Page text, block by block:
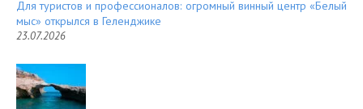
Для туристов и профессионалов: огромный винный центр «Белый
мыс» открылся в Геленджике
23.07.2026